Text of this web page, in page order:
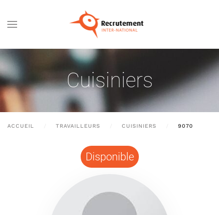
Passer au contenu principal
Cuisiniers
ACCUEIL TRAVAILLEURS CUISINIERS 9070
Disponible